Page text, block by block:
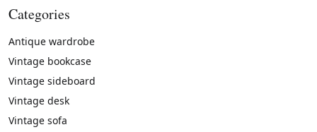
Categories
Antique wardrobe
Vintage bookcase
Vintage sideboard
Vintage desk
Vintage sofa